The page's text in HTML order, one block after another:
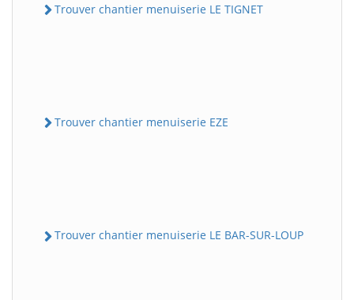
Trouver chantier menuiserie LE TIGNET
Trouver chantier menuiserie EZE
Trouver chantier menuiserie LE BAR-SUR-LOUP